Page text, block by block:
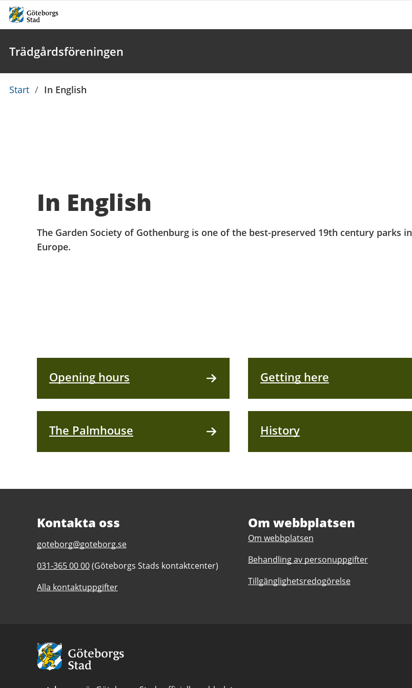
Trädgårdsföreningen
Du
Start / In English
In English
The Garden Society of Gothenburg is one of the best-preserved 19th century parks in
Europe.
Opening hours Getting here
The Palmhouse History
Kontakta oss
E-
till
Trädgårdsföreningen
goteborg@goteborg.se
Telefonnummer
Trädgårdsföreningen
031-365 00 00(Göteborgs Stads kontaktcenter)
Alla kontaktuppgifter
Om webbplatsen
Om webbplatsen
Behandling av personuppgifter
Tillgänglighetsredogörelse
Avsändare:
Göteborgs
Stad